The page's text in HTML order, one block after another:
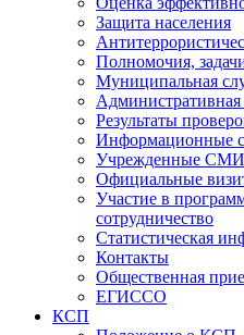
Защита населения
Полномочия,
Муниципальная
Результаты
Информационные
Учрежденные СМИ
Официальные
Участие в
сотрудничество
Статистическая
Контакты
Общественная
ЕГИССО
КСП